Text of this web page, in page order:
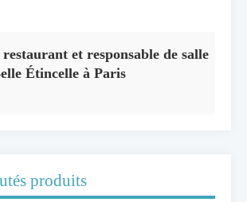
et responsable de salle
Étincelle à Paris
produits